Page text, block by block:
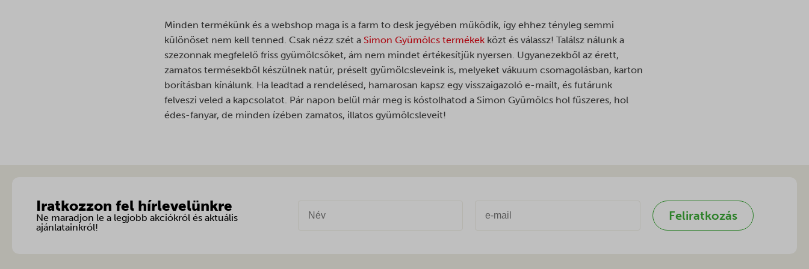
Minden termékünk és a webshop maga is a farm to desk jegyében működik, így ehhez tényleg semmi
különöset nem kell tenned. Csak nézz szét a Simon Gyümölcs termékek közt és válassz! Találsz nálunk a
szezonnak megfelelő friss gyümölcsöket, ám nem mindet értékesítjük nyersen. Ugyanezekből az érett,
zamatos termésekből készülnek natúr, préselt gyümölcsleveink is, melyeket vákuum csomagolásban, karton
borításban kínálunk. Ha leadtad a rendelésed, hamarosan kapsz egy visszaigazoló e-mailt, és futárunk
felveszi veled a kapcsolatot. Pár napon belül már meg is kóstolhatod a Simon Gyümölcs hol fűszeres, hol
édes-fanyar, de minden ízében zamatos, illatos gyümölcsleveit!
Iratkozzon fel hírlevelünkre
Ne maradjon le a legjobb akciókról és aktuális
ajánlatainkról!
Feliratkozás
amp_*
ba_sid*
ba_vid*
cart_currency*
cfw_cart_hash